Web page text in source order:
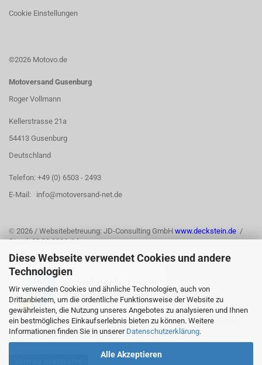
Diese Webseite verwendet Cookies und andere
Technologien
Wir verwenden Cookies und ähnliche Technologien, auch von
Drittanbietern, um die ordentliche Funktionsweise der Website zu
gewährleisten, die Nutzung unseres Angebotes zu analysieren und Ihnen
ein bestmögliches Einkaufserlebnis bieten zu können. Weitere
Informationen finden Sie in unserer Datenschutzerklärung.
Alle Akzeptieren
Cookie Einstellungen
©2026 Motovo.de
Motoversand Gusenburg
Roger Vollmann
Kellerstrasse 21a
54413 Gusenburg
Deutschland
Telefon: +49 (0) 6503 - 2493
E-Mail: info@motoversand-net.de
© 2026 / Websitebetreuung: JD-Consulting GmbH www.deckstein.de /
Stand: 03.08.2026 /jd